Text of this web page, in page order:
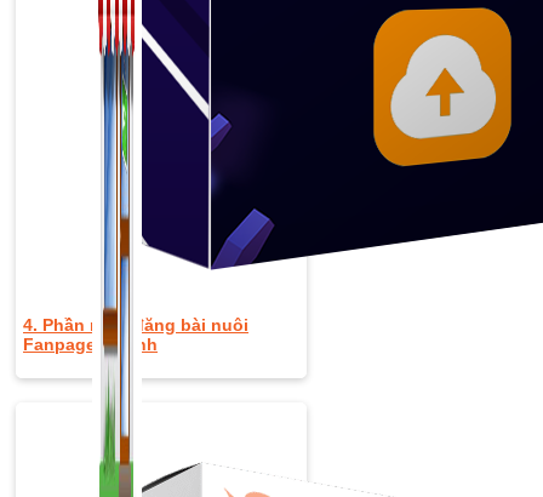
4. Phần mềm đăng bài nuôi
Fanpage vệ tinh